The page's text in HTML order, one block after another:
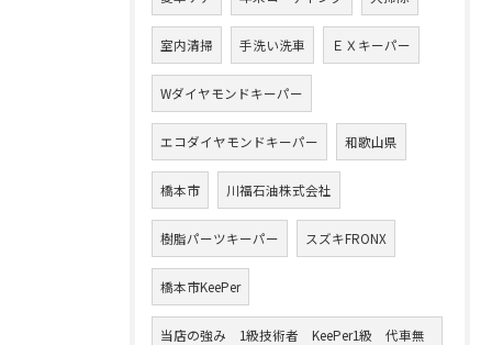
室内清掃 手洗い洗車 ＥＸキーパー
Wダイヤモンドキーパー
エコダイヤモンドキーパー 和歌山県
橋本市 川福石油株式会社
樹脂パーツキーパー スズキFRONX
橋本市KeePer
当店の強み 1級技術者 KeePer1級 代車無